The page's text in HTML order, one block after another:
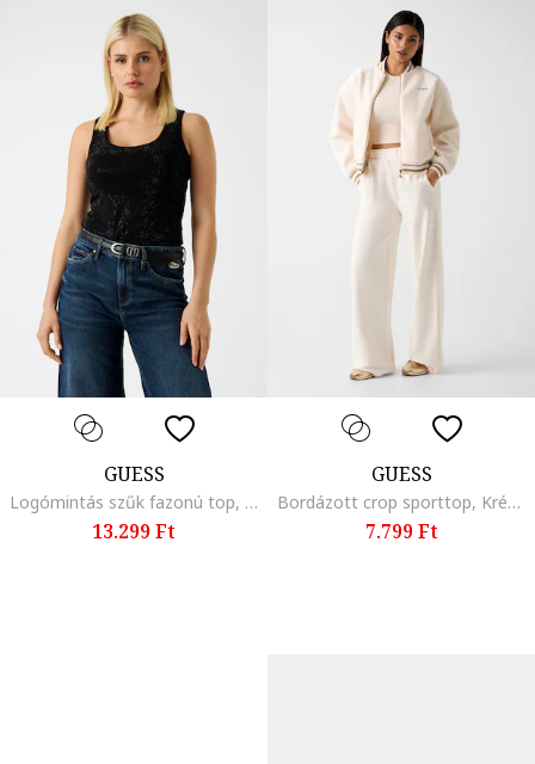
GUESS
Logómintás szűk fazonú top, Fekete/Ezüstszín
13.299 Ft
GUESS
Bordázott crop sporttop, Krémszín
7.799 Ft